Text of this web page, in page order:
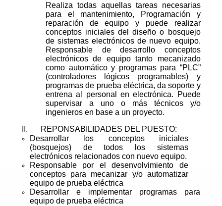
Realiza todas aquellas tareas necesarias
para el mantenimiento, Programación y
reparación de equipo y puede realizar
conceptos iniciales del diseño o bosquejo
de sistemas electrónicos de nuevo equipo.
Responsable de desarrollo conceptos
electrónicos de equipo tanto mecanizado
como automático y programas para “PLC”
(controladores lógicos programables) y
programas de prueba eléctrica, da soporte y
entrena al personal en electrónica. Puede
supervisar a uno o más técnicos y/o
ingenieros en base a un proyecto.
II.
REPONSABILIDADES DEL PUESTO:
Desarrollar los conceptos iniciales
(bosquejos) de todos los sistemas
electrónicos relacionados con nuevo equipo.
Responsable por el desenvolvimiento de
conceptos para mecanizar y/o automatizar
equipo de prueba eléctrica
Desarrollar e implementar programas para
equipo de prueba eléctrica